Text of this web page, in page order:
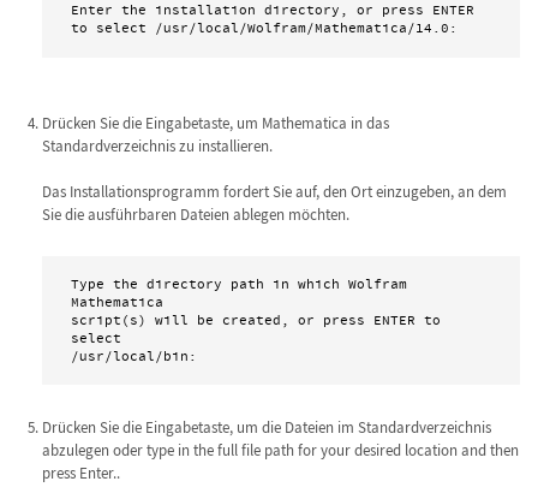
Enter the installation directory, or press ENTER
to select /usr/local/Wolfram/Mathematica/14.0:
Drücken Sie die Eingabetaste, um Mathematica in das
Standardverzeichnis zu installieren.
Das Installationsprogramm fordert Sie auf, den Ort einzugeben, an dem
Sie die ausführbaren Dateien ablegen möchten.
Type the directory path in which Wolfram
Mathematica
script(s) will be created, or press ENTER to
select
/usr/local/bin:
Drücken Sie die Eingabetaste, um die Dateien im Standardverzeichnis
abzulegen oder type in the full file path for your desired location and then
press Enter..